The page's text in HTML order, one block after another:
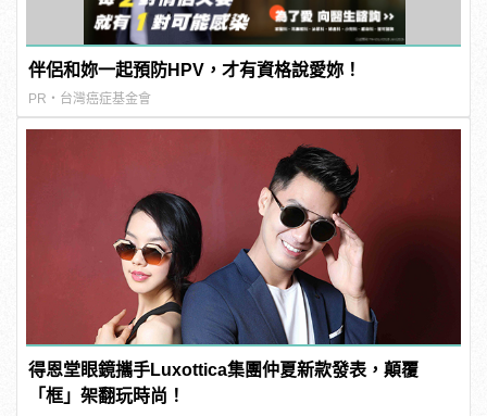
伴侶和妳一起預防HPV，才有資格說愛妳！
PR・台灣癌症基金會
得恩堂眼鏡攜手Luxottica集團仲夏新款發表，顛覆
「框」架翻玩時尚！